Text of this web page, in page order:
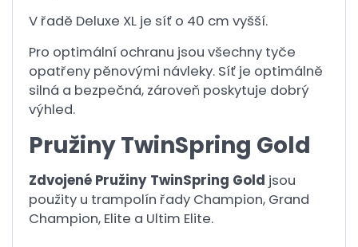
V řadě Deluxe XL je síť o 40 cm vyšší.
Pro optimální ochranu jsou všechny tyče
opatřeny pěnovými návleky. Síť je optimálně
silná a bezpečná, zároveň poskytuje dobrý
výhled.
Pružiny TwinSpring Gold
Zdvojené Pružiny TwinSpring Gold jsou
použity u trampolín řady Champion, Grand
Champion, Elite a Ultim Elite.